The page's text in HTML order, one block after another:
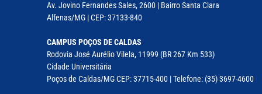
Av. Jovino Fernandes Sales, 2600 | Bairro Santa Clara
Alfenas/MG | CEP: 37133-840
CAMPUS POÇOS DE CALDAS
Rodovia José Aurélio Vilela, 11999 (BR 267 Km 533)
Cidade Universitária
Poços de Caldas/MG CEP: 37715-400 | Telefone: (35) 3697-4600